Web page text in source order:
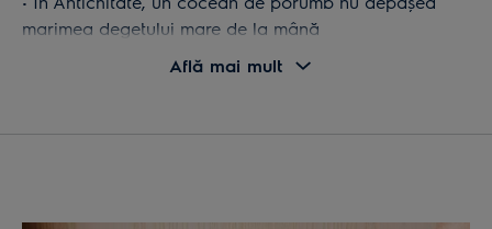
marimea degetului mare de la mână
• În America Centrală, porumbul se foloseşte la
prepararea tăriei chicha, iar făina de porumb este
de var.
Află mai mult